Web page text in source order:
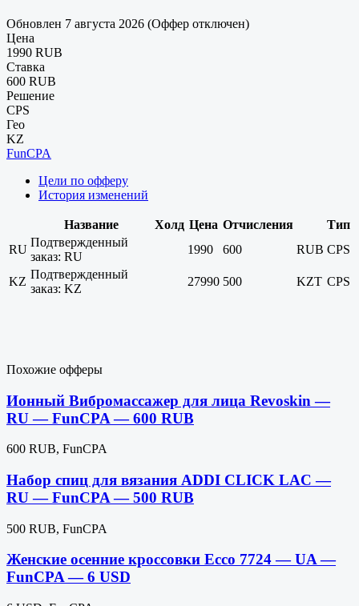
Обновлен 7 августа 2026 (Оффер отключен)
Цена
1990 RUB
Ставка
600 RUB
Решение
CPS
Гео
KZ
FunCPA
Цели по офферу
История изменений
Название Холд Цена Отчисления
Тип
RU
Подтвержденный
заказ: RU
1990 600 RUB CPS
KZ
Подтвержденный
заказ: KZ
27990 500 KZT CPS
Похожие офферы
Ионный Вибромассажер для лица Revoskin —
RU — FunCPA — 600 RUB
600 RUB, FunCPA
Набор спиц для вязания ADDI CLICK LAC —
RU — FunCPA — 500 RUB
500 RUB, FunCPA
Женские осенние кроссовки Ecco 7724 — UA —
FunCPA — 6 USD